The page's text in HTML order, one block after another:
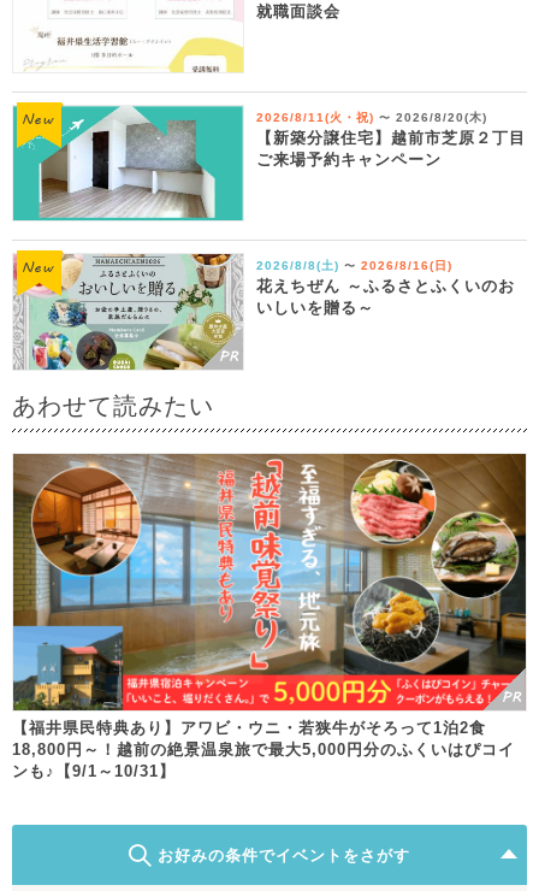
就職面談会
2026/8/11(火・祝) 〜 2026/8/20(木)
【新築分譲住宅】越前市芝原２丁目
ご来場予約キャンペーン
2026/8/8(土) 〜 2026/8/16(日)
花えちぜん ～ふるさとふくいのお
いしいを贈る～
あわせて読みたい
【福井県民特典あり】アワビ・ウニ・若狭牛がそろって1泊2食
18,800円～！越前の絶景温泉旅で最大5,000円分のふくいはぴコイ
ンも♪【9/1～10/31】
お好みの条件でイベントをさがす